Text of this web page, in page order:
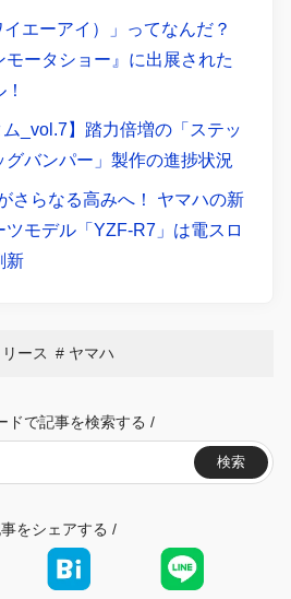
エーアイ）」ってなんだ？
モータショー』に出展された
ム_vol.7】踏力倍増の「ステッ
グバンパー」製作の進捗状況
さらなる高みへ！ ヤマハの新
モデル「YZF-R7」は電スロ
新
ース ヤマハ
ドで記事を検索する /
検索
をシェアする /